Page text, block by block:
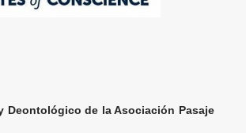
Deontológico de la Asociación Pasaje